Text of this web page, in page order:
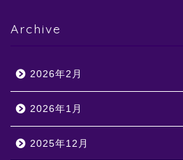
Archive
2026年2月
2026年1月
2025年12月